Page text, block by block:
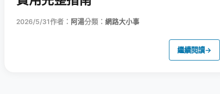
2026/5/31作者： 阿湯分類： 網路大小事
繼續閱讀→